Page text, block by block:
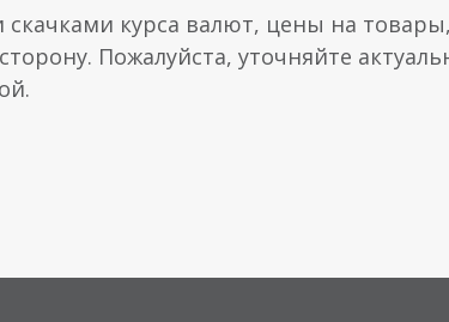
скачками курса валют, цены на
Пожалуйста, уточняйте